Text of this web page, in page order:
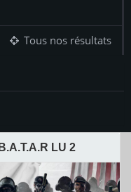
Tous nos résultats
LU 2